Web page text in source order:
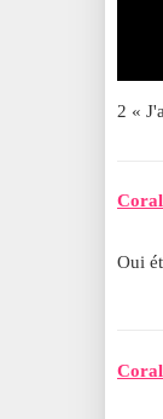
2 «
Oui